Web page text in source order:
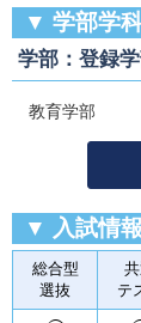
▼ 学部学
学部：登録
教育学部
▼ 入試情報
総合型
選抜
テ